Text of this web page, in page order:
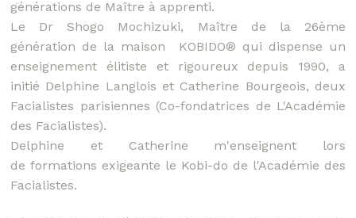
générations de Maître à apprenti.
Le Dr Shogo Mochizuki, Maître de la 26ème
génération de la maison KOBIDO® qui dispense un
enseignement élitiste et rigoureux depuis 1990, a
initié Delphine Langlois et Catherine Bourgeois, deux
Facialistes parisiennes (Co-fondatrices de L'Académie
des Facialistes).
Delphine et Catherine m'enseignent lors
de formations exigeante le Kobi-do de l'Académie des
Facialistes.